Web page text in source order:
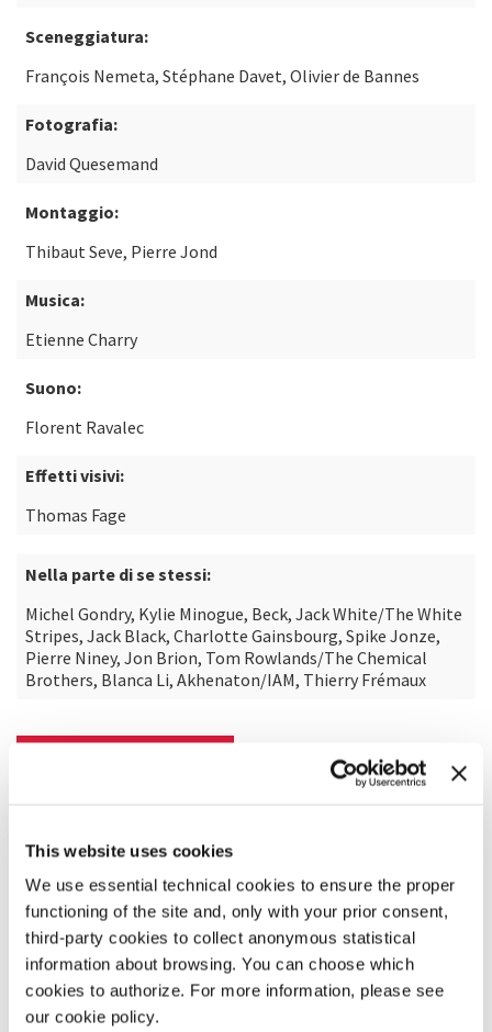
This website uses cookies
We use essential technical cookies to ensure the proper
functioning of the site and, only with your prior consent,
third-party cookies to collect anonymous statistical
information about browsing. You can choose which
cookies to authorize. For more information, please see
our cookie policy.
Sceneggiatura:
François Nemeta, Stéphane Davet, Olivier de Bannes
Fotografia:
David Quesemand
Montaggio:
Thibaut Seve, Pierre Jond
Musica:
Etienne Charry
Suono:
Florent Ravalec
Effetti visivi:
Thomas Fage
Nella parte di se stessi:
Michel Gondry, Kylie Minogue, Beck, Jack White/The White
Stripes, Jack Black, Charlotte Gainsbourg, Spike Jonze,
Pierre Niney, Jon Brion, Tom Rowlands/The Chemical
Brothers, Blanca Li, Akhenaton/IAM, Thierry Frémaux